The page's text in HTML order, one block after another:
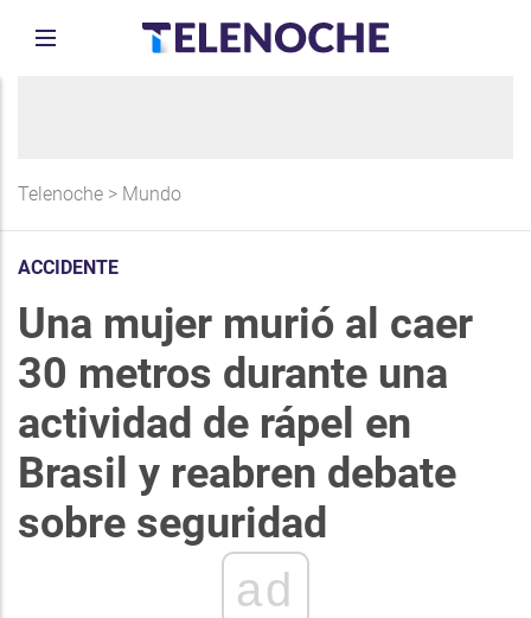
Telenoche > Mundo
ACCIDENTE
Una mujer murió al caer
30 metros durante una
actividad de rápel en
Brasil y reabren debate
sobre seguridad
ad